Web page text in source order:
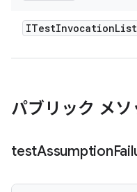
ITestInvocation
パブリック メソ
testAssumption